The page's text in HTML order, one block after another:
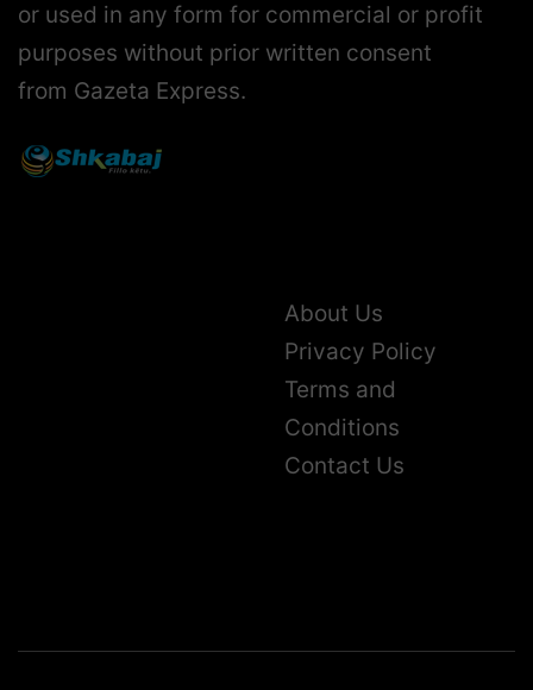
or used in any form for commercial or profit
purposes without prior written consent
from Gazeta Express.
About Us
Privacy Policy
Terms and
Conditions
Contact Us